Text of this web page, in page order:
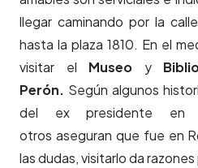
llegar caminando por la
hasta la plaza 1810. En el
visitar el Museo y
Perón. Según algunos
del ex presidente en
otros aseguran que fue en
las dudas, visitarlo da